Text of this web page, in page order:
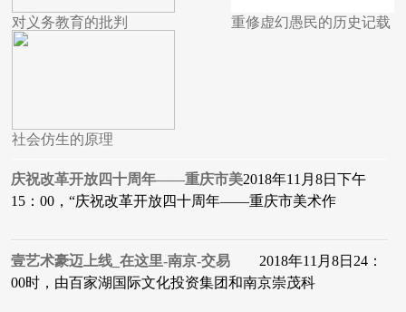
对义务教育的批判
社会仿生的原理
重修虚幻愚民的历史记载
庆祝改革开放四十周年——重庆市美2018年11月8日下午
15：00，“庆祝改革开放四十周年——重庆市美术作
壹艺术豪迈上线_在这里-南京-交易 2018年11月8日24：
00时，由百家湖国际文化投资集团和南京崇茂科